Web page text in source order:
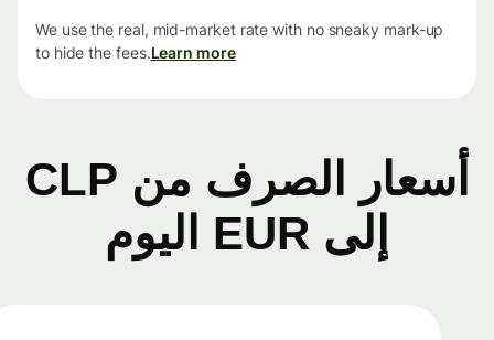
We use the real, mid-market rate with no sneaky mark-up
to hide the fees.Learn more
أسعار الصرف من CLP
إلى EUR اليوم